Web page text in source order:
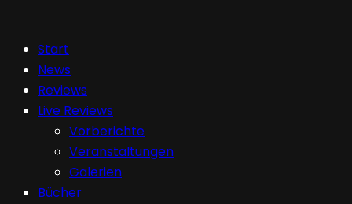
Start
News
Reviews
Live Reviews
Vorberichte
Veranstaltungen
Galerien
Bücher